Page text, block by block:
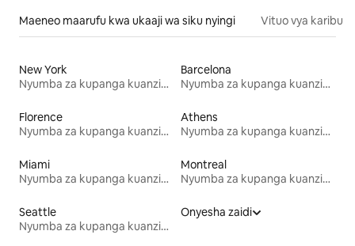
Maeneo maarufu kwa ukaaji wa siku nyingi Vituo vya karibu
New York
Nyumba za kupanga kuanzia mwezi mmoja
Barcelona
Nyumba za kupanga kuanzia mwezi mmoja
Florence
Nyumba za kupanga kuanzia mwezi mmoja
Athens
Nyumba za kupanga kuanzia mwezi mmoja
Miami
Nyumba za kupanga kuanzia mwezi mmoja
Montreal
Nyumba za kupanga kuanzia mwezi mmoja
Seattle
Nyumba za kupanga kuanzia mwezi mmoja
Onyesha zaidi